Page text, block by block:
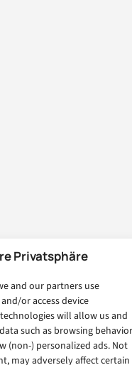
Privatsphäre
and our partners use
or access device
will allow us and
such as browsing behavior
(non-) personalized ads. Not
may adversely affect certain